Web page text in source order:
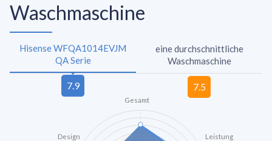
Waschmaschine
Hisense WFQA1014EVJM
QA Serie
eine durchschnittliche
Waschmaschine
Gesamt
Leistung
Design